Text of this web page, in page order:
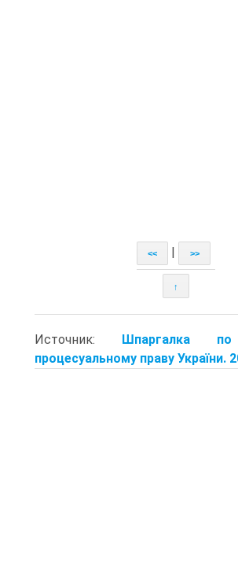
<< >>
↑
Источник: Шпаргалка по
процесуальному праву України.